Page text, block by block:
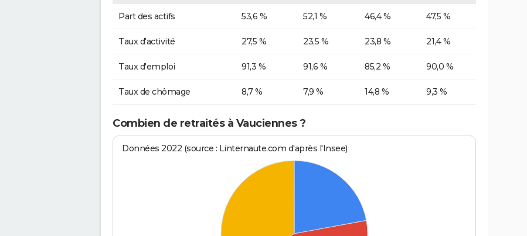
Part des actifs 53,6 % 52,1 % 46,4 % 47,5 %
Taux d'activité 27,5 % 23,5 % 23,8 % 21,4 %
Taux d'emploi 91,3 % 91,6 % 85,2 % 90,0 %
Taux de chômage 8,7 % 7,9 % 14,8 % 9,3 %
Combien de retraités à Vauciennes ?
Données 2022 (source : Linternaute.com d'après l'Insee)